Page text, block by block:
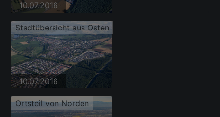
10.07.2016
Stadtübersicht aus Osten
10.07.2016
Ortsteil von Norden